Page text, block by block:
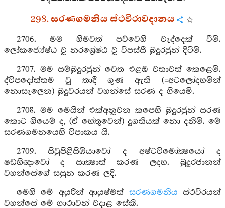
298. සරණගමනිය ස්ථවිරාවදානය
2706. මම හිමවත් පව්වෙහි වැද්දෙක් වීමි.
ලෝකජ්‍යේෂ්ඨ වූ නරශ්‍රේෂ්ඨ වූ විපස්සී බුදුරජුන් දිටිමි.
2707. මම සම්බුදුරජුන් වෙත එළඹ වතාවත් කෙළෙමි.
ද්විපදෝත්තම වූ තාදී ගුණ ඇති (=අටලෝදහමින්
නොසැලෙන) බුදුවරයන් වහන්සේ සරණ ද ගියෙමි.
2708. මම මෙයින් එක්අනූවන කපෙහි බුදුරජුන් සරණ
කොට ගියෙම් ද, (ඒ හේතුවෙන්) දුගතියක් නො දනිමි. මේ
සරණගමනයෙහි විපාකය යි.
2709. සිවුපිළිසිඹියාවෝ ද අෂ්ටවිමෝක්‍ෂයෝ ද
ෂඩභිඥාවෝ ද සාක්‍ෂාත් කරණ ලදහ. බුදුරජානන්
වහන්සේගේ සසුන කරණ ලදි.
මෙහි මේ අයුරින් ආයුෂ්මත් සරණගමනිය ස්ථවිරයන්
වහන්සේ මේ ගාථාවන් වදාළ සේකි.